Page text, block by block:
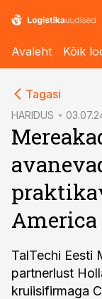
Avaleht Kõik
Tagasi
HARIDUS
TalTechi Eesti
partnerlust
kruiisifirmaga